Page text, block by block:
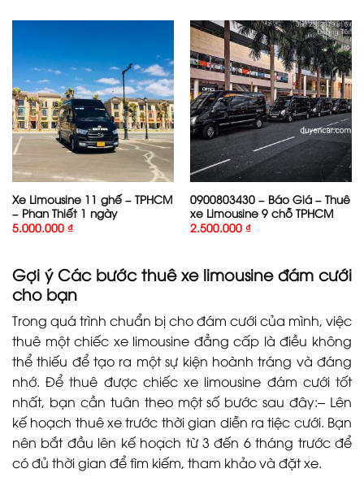
Xe Limousine 11 ghế – TPHCM
– Phan Thiết 1 ngày
5.000.000 ₫
0900803430 – Báo Giá – Thuê
xe Limousine 9 chỗ TPHCM
2.500.000 ₫
Gợi ý Các bước thuê xe limousine đám cưới
cho bạn
Trong quá trình chuẩn bị cho đám cưới của mình, việc
thuê một chiếc xe limousine đẳng cấp là điều không
thể thiếu để tạo ra một sự kiện hoành tráng và đáng
nhớ. Để thuê được chiếc xe limousine đám cưới tốt
nhất, bạn cần tuân theo một số bước sau đây:– Lên
kế hoạch thuê xe trước thời gian diễn ra tiệc cưới. Bạn
nên bắt đầu lên kế hoạch từ 3 đến 6 tháng trước để
có đủ thời gian để tìm kiếm, tham khảo và đặt xe.